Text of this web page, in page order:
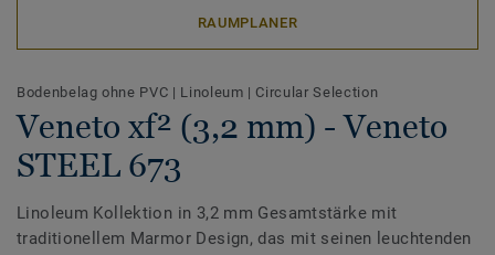
RAUMPLANER
Bodenbelag ohne PVC | Linoleum | Circular Selection
Veneto xf² (3,2 mm) - Veneto
STEEL 673
Linoleum Kollektion in 3,2 mm Gesamtstärke mit
traditionellem Marmor Design, das mit seinen leuchtenden